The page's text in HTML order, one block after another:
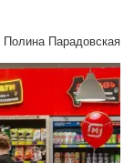
Полина Парадовская